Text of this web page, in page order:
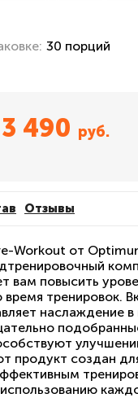
30 порций
3 490 руб.
Отзывы
Workout от
вам повысить
тренировок.
наслаждение в
продукт создан